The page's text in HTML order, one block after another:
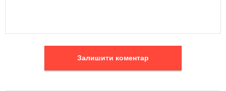
Залишити коментар